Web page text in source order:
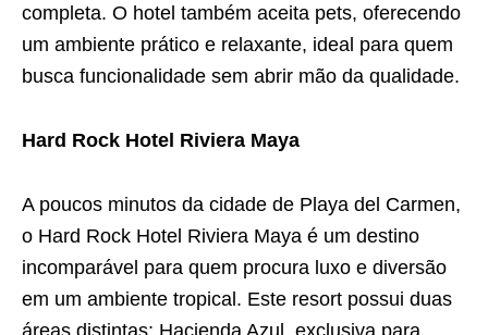
completa. O hotel também aceita pets, oferecendo
um ambiente prático e relaxante, ideal para quem
busca funcionalidade sem abrir mão da qualidade.
Hard Rock Hotel Riviera Maya
A poucos minutos da cidade de Playa del Carmen,
o Hard Rock Hotel Riviera Maya é um destino
incomparável para quem procura luxo e diversão
em um ambiente tropical. Este resort possui duas
áreas distintas: Hacienda Azul, exclusiva para